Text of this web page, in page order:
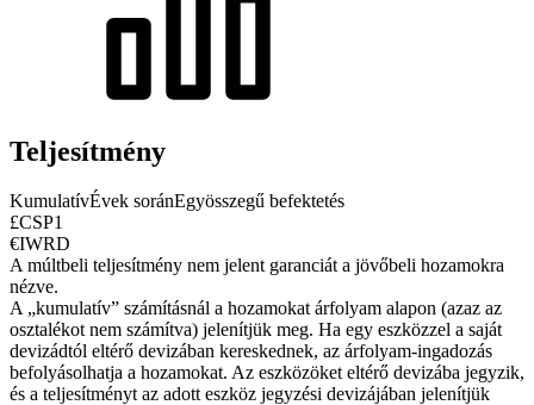
Teljesítmény
KumulatívÉvek soránEgyösszegű befektetés
£CSP1
€IWRD
A múltbeli teljesítmény nem jelent garanciát a jövőbeli hozamokra
nézve.
A „kumulatív” számításnál a hozamokat árfolyam alapon (azaz az
osztalékot nem számítva) jelenítjük meg. Ha egy eszközzel a saját
devizádtól eltérő devizában kereskednek, az árfolyam-ingadozás
befolyásolhatja a hozamokat. Az eszközöket eltérő devizába jegyzik,
és a teljesítményt az adott eszköz jegyzési devizájában jelenítjük